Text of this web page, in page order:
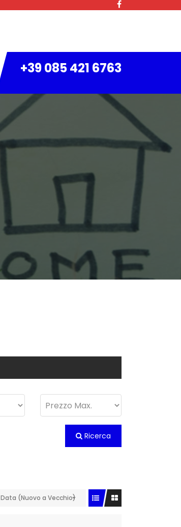
+39 085 421 6763
Ricerca
Data (Nuovo a Vecchio)